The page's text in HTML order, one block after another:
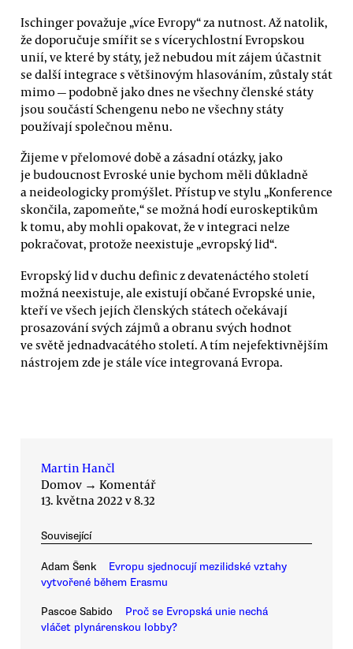
Ischinger považuje „více Evropy“ za nutnost. Až natolik,
že doporučuje smířit se s vícerychlostní Evropskou
unií, ve které by státy, jež nebudou mít zájem účastnit
se další integrace s většinovým hlasováním, zůstaly stát
mimo — podobně jako dnes ne všechny členské státy
jsou součástí Schengenu nebo ne všechny státy
používají společnou měnu.
Žijeme v přelomové době a zásadní otázky, jako
je budoucnost Evroské unie bychom měli důkladně
a neideologicky promýšlet. Přístup ve stylu „Konference
skončila, zapomeňte,“ se možná hodí euroskeptikům
k tomu, aby mohli opakovat, že v integraci nelze
pokračovat, protože neexistuje „evropský lid“.
Evropský lid v duchu definic z devatenáctého století
možná neexistuje, ale existují občané Evropské unie,
kteří ve všech jejích členských státech očekávají
prosazování svých zájmů a obranu svých hodnot
ve světě jednadvacátého století. A tím nejefektivnějším
nástrojem zde je stále více integrovaná Evropa.
Martin Hančl
Domov → Komentář
13. května 2022 v 8.32
Související
Adam Šenk
Evropu sjednocují mezilidské vztahy
vytvořené během Erasmu
Pascoe Sabido
Proč se Evropská unie nechá
vláčet plynárenskou lobby?